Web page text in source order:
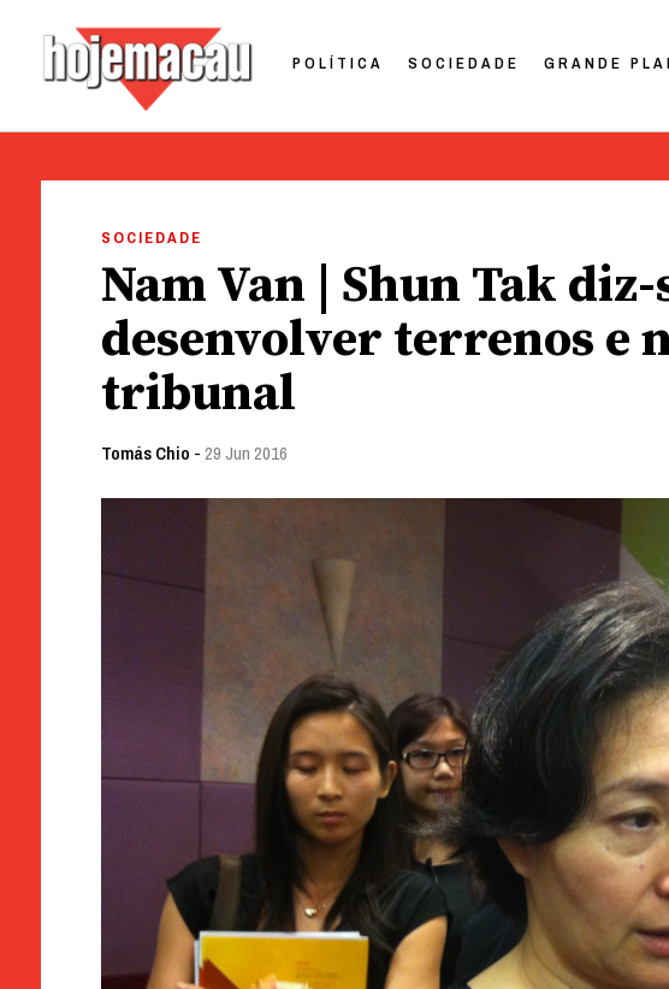
POLÍTICA SOCIEDADE GRANDE
SOCIEDADE
Nam Van | Shun Tak
desenvolver terrenos e
tribunal
Tomás Chio - 29 Jun 2016